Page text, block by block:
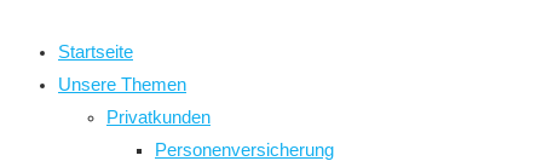
Startseite
Unsere Themen
Privatkunden
Personenversicherung